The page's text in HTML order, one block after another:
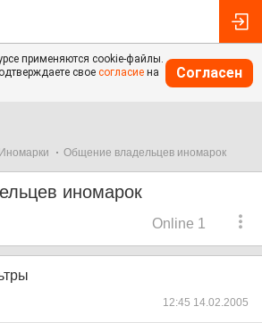
применяются cookie-файлы.
свое согласие на
Согласен
Иномарки Общение владельцев иномарок
иномарок
Online 1
12:45 14.02.2005